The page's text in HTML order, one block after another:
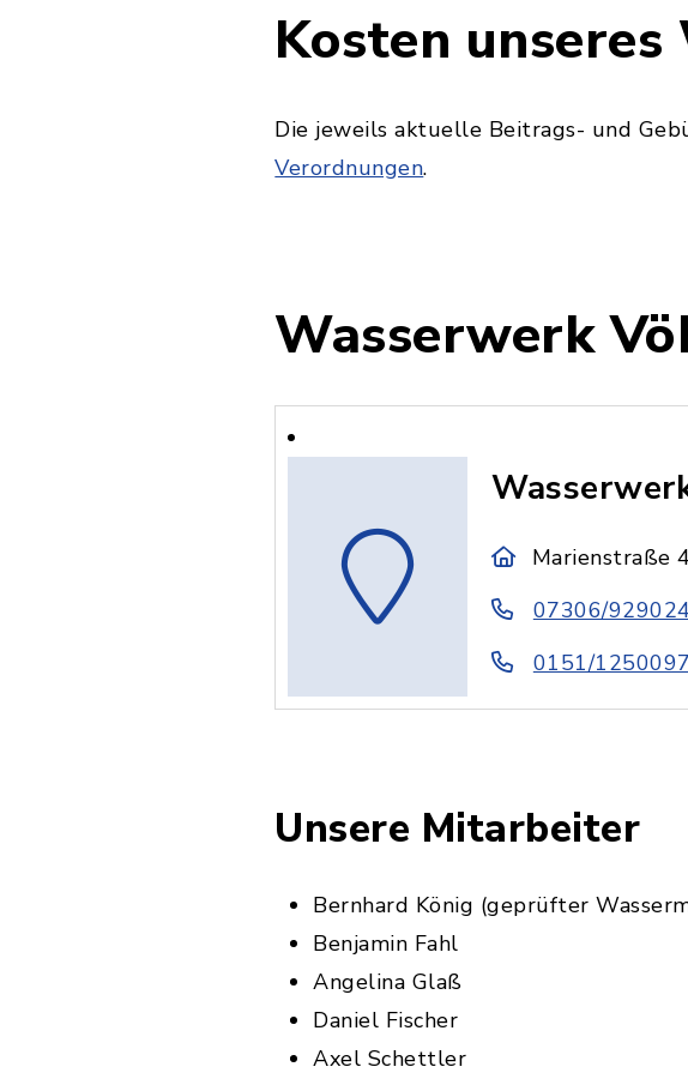
Kosten unseres
Die jeweils aktuelle Beitrags- und
Verordnungen.
Wasserwerk
Marienstraße
07306/
0151/
Unsere Mitarbeiter
Bernhard König (geprüfter
Benjamin Fahl
Angelina Glaß
Daniel Fischer
Axel Schettler